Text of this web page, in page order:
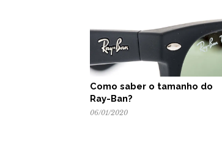
Como saber o tamanho do
Ray-Ban?
06/01/2020